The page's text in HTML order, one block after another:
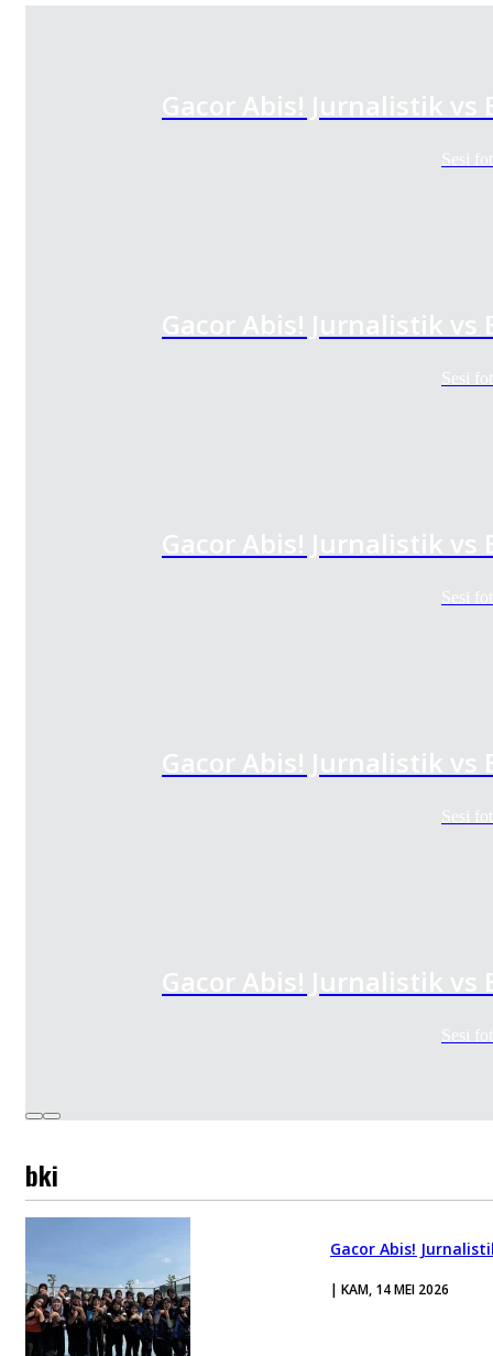
Gacor Abis! Jurnalistik vs
Sesi
Gacor Abis! Jurnalistik vs
Sesi
Gacor Abis! Jurnalistik vs
Sesi
Gacor Abis! Jurnalistik vs
Sesi
Gacor Abis! Jurnalistik vs
Sesi
bki
Gacor Abis!
| KAM, 14 MEI 2026